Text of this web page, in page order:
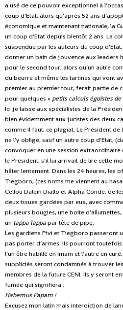
a usé de ce pouvoir exceptionnel à
coup d’Etat, alors qu’après 52 ans
économique et maintenant nationale, la
un coup d’Etat depuis bientôt 2 ans. La
suspendue par les auteurs du coup
donner un bain de jouvence aux leaders
pour le second tour, alors qu’un autre
du beurre et même les tartines qui vont
premier au premier tour, ferait partie de
pour quelques « petits calculs égoïstes de
Ici je laisse aux spécialistes de la
bien évidemment aux juristes des deux
comme il faut, ce plagiat. Le Président
ne l’y oblige, sauf un autre coup d’Etat,
convoquer en une session extraordinaire
le Président, s’il lui arrivait de lire cette
hâter lentement. Dans les 24 heures, les
Tiegboro, (ces noms me viennent au
Cellou Dalein Diallo et Alpha Condé, de
deux issues gardées par eux, avec
plusieurs bougies, une boite
un tappa lappapar tête de pipe.
Les gardiens Pivi et Tiegboro passeront
pas porter d’armes. Ils pourront
l’un être habillé en Imam et l’autre en
suppliciés seront condamnés à trouver
membres de la future CENI. Ils y seront
fumée qui signifiera :
Habemus Papam !
Excusez mon latin mais interdiction de